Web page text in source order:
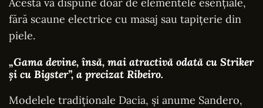
fără scaune electrice cu masaj sau tapițerie din
piele.
„Gama devine, însă, mai atractivă odată cu Striker
și cu Bigster”, a precizat Ribeiro.
Modelele tradiționale Dacia, și anume Sandero,